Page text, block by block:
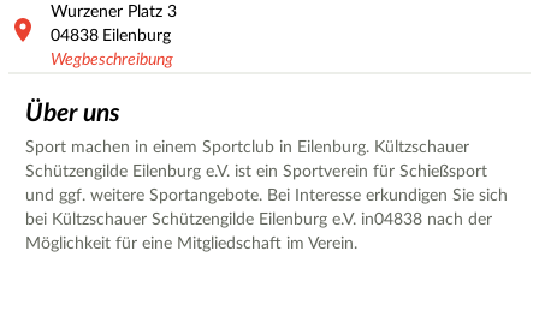
Wurzener Platz 3
04838 Eilenburg
Wegbeschreibung
Über uns
Sport machen in einem Sportclub in Eilenburg. Kültzschauer
Schützengilde Eilenburg e.V. ist ein Sportverein für Schießsport
und ggf. weitere Sportangebote. Bei Interesse erkundigen Sie sich
bei Kültzschauer Schützengilde Eilenburg e.V. in04838 nach der
Möglichkeit für eine Mitgliedschaft im Verein.